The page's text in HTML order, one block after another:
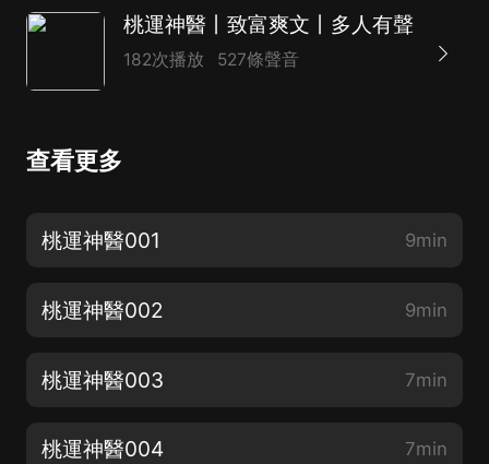
桃運神醫丨致富爽文丨多人有聲
182次播放 527條聲音
查看更多
桃運神醫001 9min
桃運神醫002 9min
桃運神醫003 7min
桃運神醫004 7min